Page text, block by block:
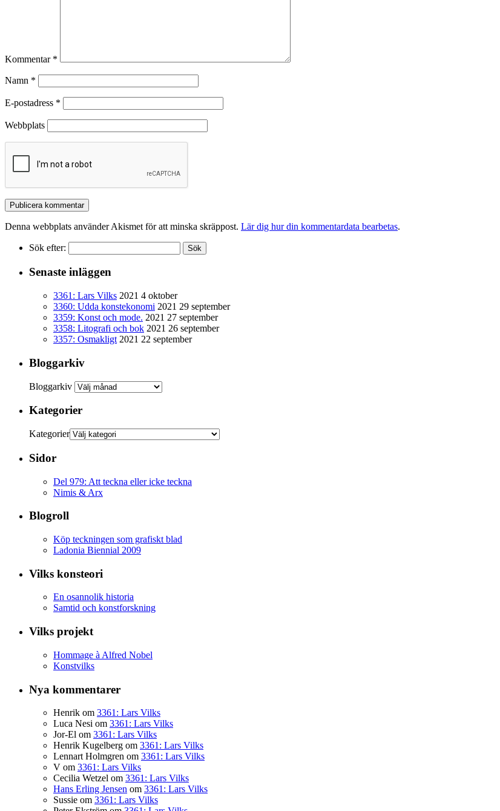
Kommentar *
Namn *
E-postadress *
Webbplats
Denna webbplats använder Akismet för att minska skräppost. Lär dig hur din kommentardata bearbetas.
Sök efter:
Senaste inläggen
3361: Lars Vilks 2021 4 oktober
3360: Udda konstekonomi 2021 29 september
3359: Konst och mode. 2021 27 september
3358: Litografi och bok 2021 26 september
3357: Osmakligt 2021 22 september
Bloggarkiv
Bloggarkiv
Kategorier
Kategorier
Sidor
Del 979: Att teckna eller icke teckna
Nimis & Arx
Blogroll
Köp teckningen som grafiskt blad
Ladonia Biennial 2009
Vilks konsteori
En osannolik historia
Samtid och konstforskning
Vilks projekt
Hommage à Alfred Nobel
Konstvilks
Nya kommentarer
Henrik om 3361: Lars Vilks
Luca Nesi om 3361: Lars Vilks
Jor-El om 3361: Lars Vilks
Henrik Kugelberg om 3361: Lars Vilks
Lennart Holmgren om 3361: Lars Vilks
V om 3361: Lars Vilks
Cecilia Wetzel om 3361: Lars Vilks
Hans Erling Jensen om 3361: Lars Vilks
Sussie om 3361: Lars Vilks